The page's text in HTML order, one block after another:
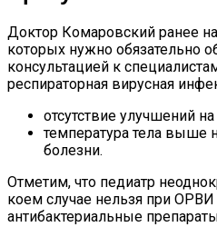
Из Европы,
Покупают
Доктор Комаровский ранее
которых нужно обязательно
консультацией к
респираторная вирусная
отсутствие улучшений
температура тела выше
болезни.
Отметим, что педиатр
коем случае нельзя при ОРВИ
антибактериальные